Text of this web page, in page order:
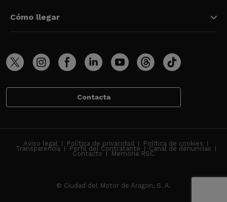
Cómo llegar
Contacta
Aviso legal Política de privacidad Política de cookies
Transparencia Perfil del Contratante Canal de denuncias
Contacto Memoria RSC
© Ciudad del Motor de Aragon, S. A.